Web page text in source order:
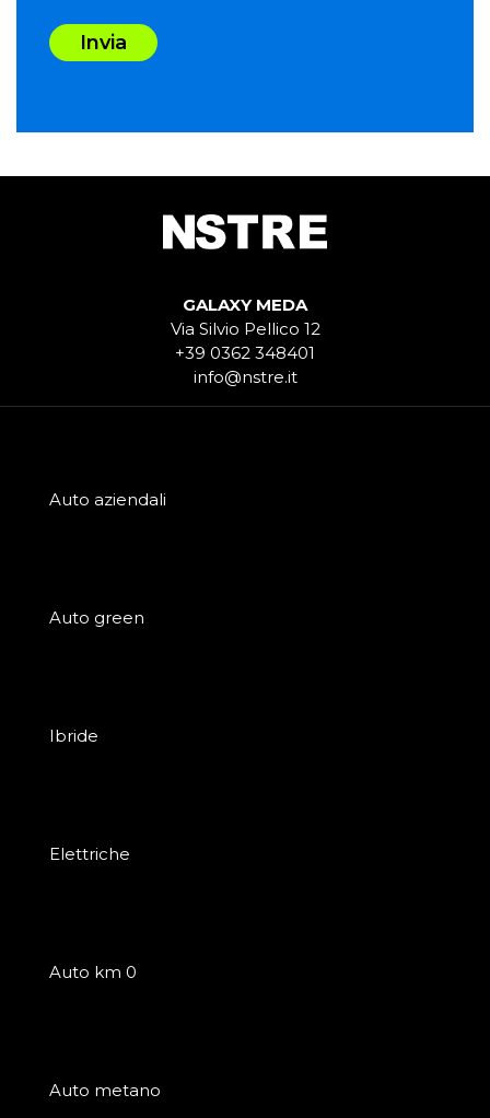
Invia
GALAXY MEDA
Via Silvio Pellico 12
+39 0362 348401
info@nstre.it
Auto aziendali
Auto green
Ibride
Elettriche
Auto km 0
Auto metano